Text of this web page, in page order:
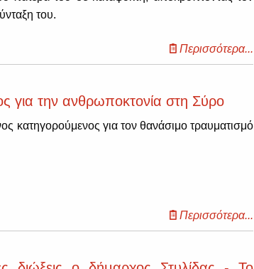
του.
Περισσότερα...
για την ανθρωποκτονία στη Σύρο
κατηγορούμενος για τον θανάσιμο τραυματισμό
Περισσότερα...